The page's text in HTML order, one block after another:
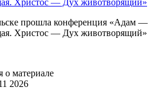
прошла конференция «Адам —
Христос — Дух животворящий»
материале
2026